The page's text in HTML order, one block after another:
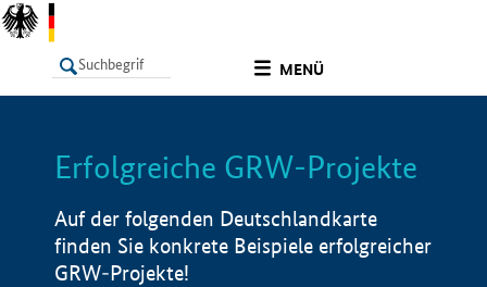
MENÜ
LISTE Info
Erfolgreiche GRW-Projekte
Auf der folgenden Deutschlandkarte
finden Sie konkrete Beispiele erfolgreicher
GRW-Projekte!